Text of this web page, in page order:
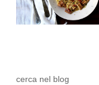
cerca nel blog